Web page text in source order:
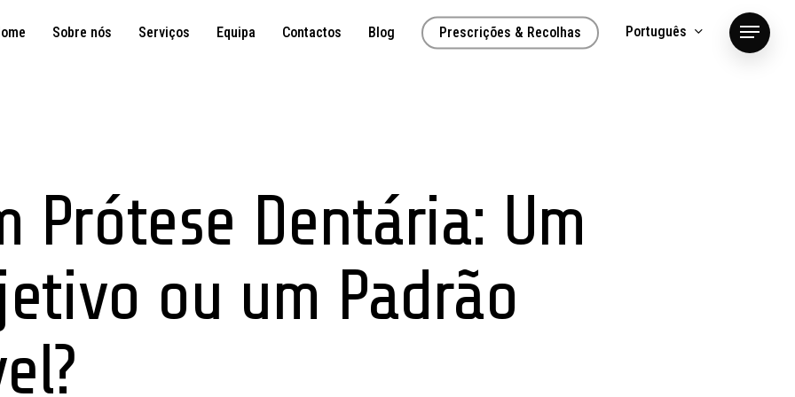
Sobre nós Serviços Equipa Contactos Blog Prescrições & Recolhas Português Menu
Prótese Dentária: Um
ou um Padrão